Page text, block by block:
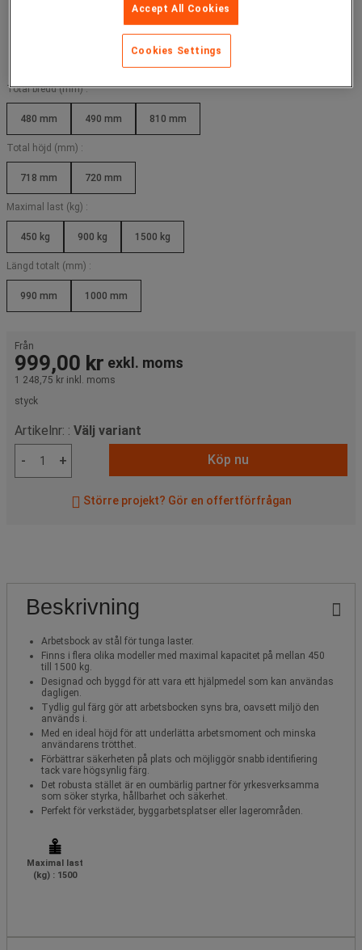
Total bredd (mm) :
480 mm 490 mm 810 mm
Total höjd (mm) :
718 mm 720 mm
Maximal last (kg) :
450 kg 900 kg 1500 kg
Längd totalt (mm) :
990 mm 1000 mm
Från
999,00 kr exkl. moms
1 248,75 kr inkl. moms
styck
Artikelnr: : Välj variant
-
+ Köp nu
Större projekt? Gör en offertförfrågan
Beskrivning
Arbetsbock av stål för tunga laster.
Finns i flera olika modeller med maximal kapacitet på mellan 450
till 1500 kg.
Designad och byggd för att vara ett hjälpmedel som kan användas
dagligen.
Tydlig gul färg gör att arbetsbocken syns bra, oavsett miljö den
används i.
Med en ideal höjd för att underlätta arbetsmoment och minska
användarens trötthet.
Förbättrar säkerheten på plats och möjliggör snabb identifiering
tack vare högsynlig färg.
Det robusta stället är en oumbärlig partner för yrkesverksamma
som söker styrka, hållbarhet och säkerhet.
Perfekt för verkstäder, byggarbetsplatser eller lagerområden.
Maximal last
(kg) : 1500
Accept All Cookies
Cookies Settings